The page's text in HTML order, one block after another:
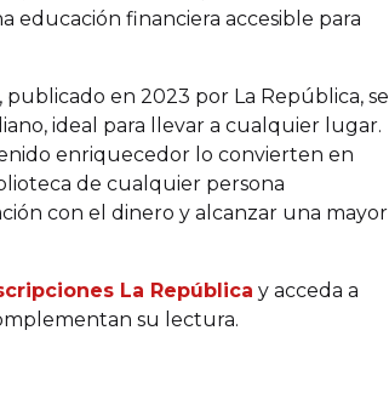
educación financiera accesible para
en 2023 por La República, se
ideal para llevar a cualquier lugar.
enriquecedor lo convierten en
de cualquier persona
con el dinero y alcanzar una mayor
La República y acceda a
su lectura.